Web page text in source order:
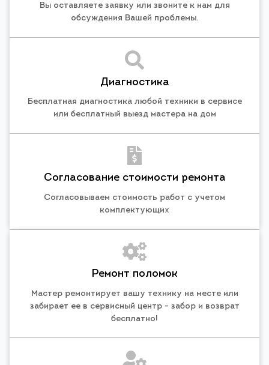
Вы оставляете заявку или звоните к нам для
обсуждения Вашей проблемы.
Диагностика
Бесплатная диагностика любой техники в сервисе
или бесплатный выезд мастера на дом
Согласование стоимости ремонта
Согласовываем стоимость работ с учетом
комплектующих
Ремонт поломок
Мастер ремонтирует вашу технику на месте или
забирает ее в сервисный центр - забор и возврат
бесплатно!